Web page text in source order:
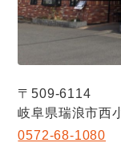
〒509-6114
岐阜県瑞浪市西
0572-68-1080